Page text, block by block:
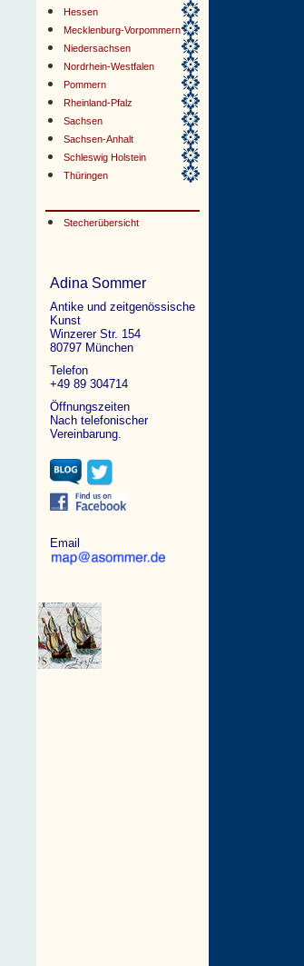
Hessen
Mecklenburg-Vorpommern
Niedersachsen
Nordrhein-Westfalen
Pommern
Rheinland-Pfalz
Sachsen
Sachsen-Anhalt
Schleswig Holstein
Thüringen
Stecherübersicht
Adina Sommer
Antike und zeitgenössische
Kunst
Winzerer Str. 154
80797 München
Telefon
+49 89 304714
Öffnungszeiten
Nach telefonischer
Vereinbarung.
Email